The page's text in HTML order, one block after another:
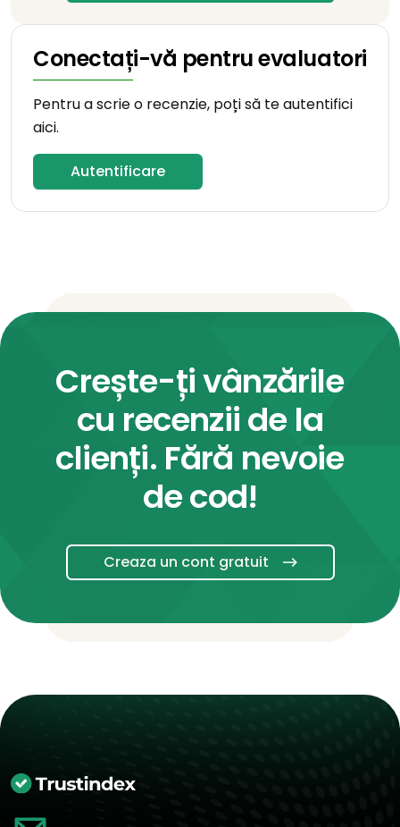
Conectați-vă pentru evaluatori
Pentru a scrie o recenzie, poți să te autentifici
aici.
Autentificare
Crește-ți vânzările
cu recenzii de la
clienți. Fără nevoie
de cod!
Creaza un cont gratuit